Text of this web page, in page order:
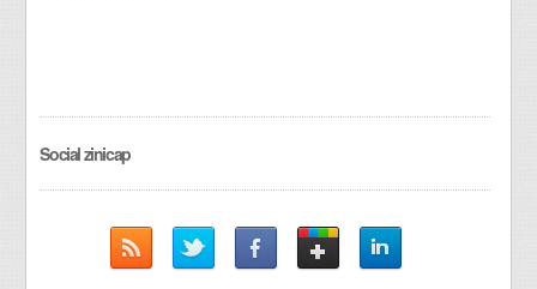
Social zinicap